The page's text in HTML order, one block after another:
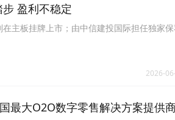
盈利不稳定
主板挂牌上市；由中信建投国际担任独家保
2026-
最大O2O数字零售解决方案提供